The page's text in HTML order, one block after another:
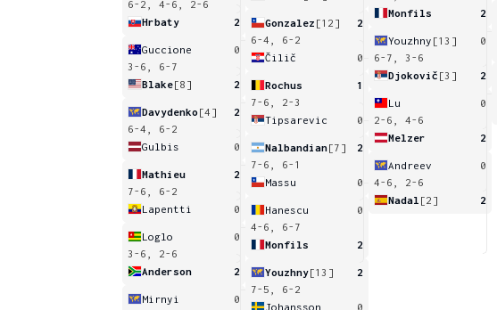
6-2, 4-6, 2-6
Hrbaty
2
Guccione
0
3-6, 6-7
Blake[8] 2
Davydenko [4]
2
6-4, 6-2
Gulbis
0
Mathieu
2
7-6, 6-2
Lapentti
0
Loglo
0
3-6, 2-6
Anderson
2
Mirnyi
0
Gonzalez [12]
2
6-4, 6-2
Čilič
0
Rochus
1
7-6, 2-3
Tipsarevic
0
Nalbandian[7]
2
7-6, 6-1
Massu
0
Hanescu
0
4-6, 6-7
Monfils
2
Youzhny[13]
2
7-5, 6-2
Johansson
0
Monfils
2
Youzhny [13]
0
6-7, 3-6
Djokovič [3] 2
Lu
0
2-6, 4-6
Melzer
2
Andreev
0
4-6, 2-6
Nadal [2] 2